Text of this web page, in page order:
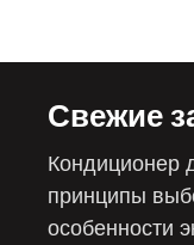
Свежие
Кондиционер
принципы
особенности